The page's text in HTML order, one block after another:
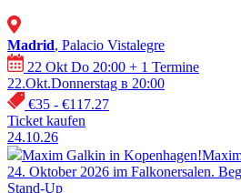
Madrid, Palacio Vistalegre
22 Okt Do 20:00 + 1 Termine
22.Okt.Donnerstag в 20:00
€35 - €117.27
Ticket kaufen
24.10.26
Maxim Galkin in Kopenhagen!
24. Oktober 2026 im Falkonersalen.
Stand-Up